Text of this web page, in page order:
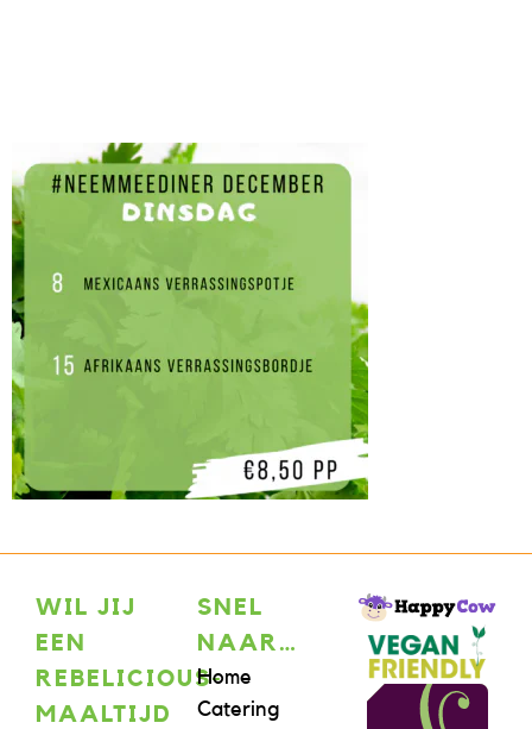
WIL JIJ
EEN
REBELICIOUS-
MAALTIJD
SNEL
NAAR…
Home
Catering